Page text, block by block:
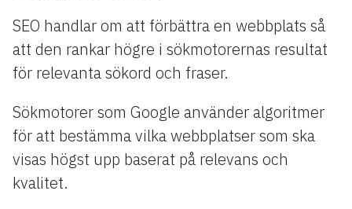
SEO handlar om att förbättra en webbplats så
att den rankar högre i sökmotorernas resultat
för relevanta sökord och fraser.
Sökmotorer som Google använder algoritmer
för att bestämma vilka webbplatser som ska
visas högst upp baserat på relevans och
kvalitet.